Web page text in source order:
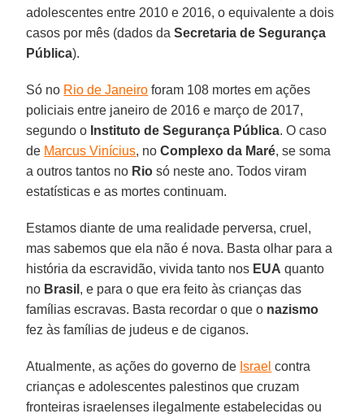
adolescentes entre 2010 e 2016, o equivalente a dois
casos por mês (dados daSecretaria de Segurança
Pública).
Só no Rio de Janeiro foram 108 mortes em ações
policiais entre janeiro de 2016 e março de 2017,
segundo o Instituto de Segurança Pública. O caso
de Marcus Vinícius, noComplexo da Maré, se soma
a outros tantos no Rio só neste ano. Todos viram
estatísticas e as mortes continuam.
Estamos diante de uma realidade perversa, cruel,
mas sabemos que ela não é nova. Basta olhar para a
história da escravidão, vivida tanto nos EUA quanto
no Brasil , e para o que era feito às crianças das
famílias escravas. Basta recordar o que o nazismo
fez às famílias de judeus e de ciganos.
Atualmente, as ações do governo de Israel contra
crianças e adolescentes palestinos que cruzam
fronteiras israelenses ilegalmente estabelecidas ou